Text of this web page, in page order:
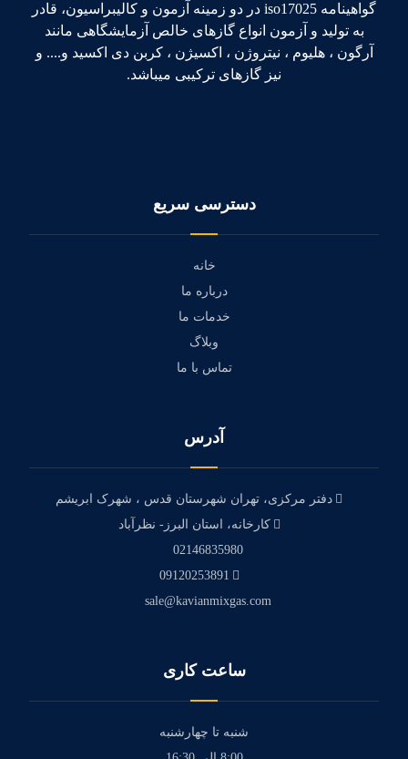
گواهینامه iso17025 در دو زمینه آزمون و کالیبراسیون، قادر
به تولید و آزمون انواع گازهای خالص آزمایشگاهی مانند
آرگون ، هلیوم ، نیتروژن ، اکسیژن ، کربن دی اکسید و.... و
نیز گازهای ترکیبی میباشد.
دسترسی سریع
خانه
درباره ما
خدمات ما
وبلاگ
تماس با ما
آدرس
دفتر مرکزی، تهران شهرستان قدس ، شهرک ابریشم
کارخانه، استان البرز- نظرآباد
02146835980
09120253891
sale@kavianmixgas.com
ساعت کاری
شنبه تا چهارشنبه